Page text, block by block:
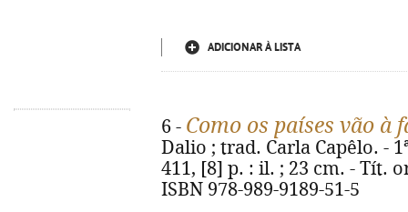
ADICIONAR À LISTA
6 - Como os países vão à
Dalio ; trad. Carla Capêlo. -
411, [8] p. : il. ; 23 cm. - Tít.
ISBN 978-989-9189-51-5